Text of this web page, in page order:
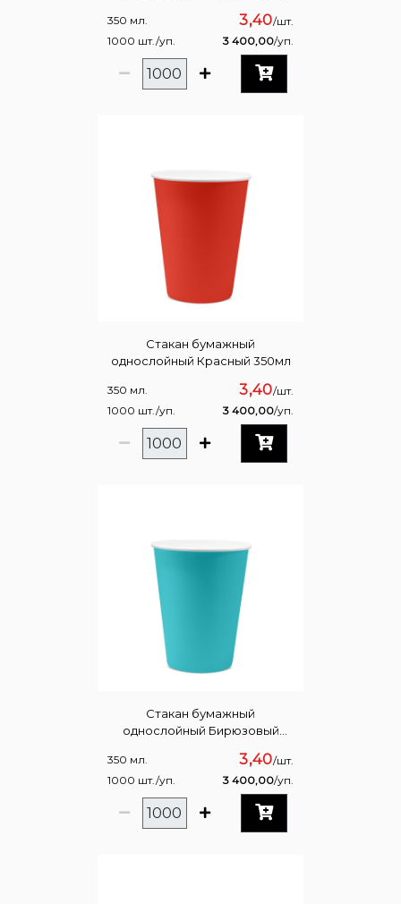
350 мл. 3,40/шт.
1000 шт./уп.
3 400,00/уп.
Стакан бумажный
однослойный Красный 350мл
350 мл. 3,40/шт.
1000 шт./уп.
3 400,00/уп.
Стакан бумажный
однослойный Бирюзовый
350 мл. 3,40/шт.
1000 шт./уп.
3 400,00/уп.